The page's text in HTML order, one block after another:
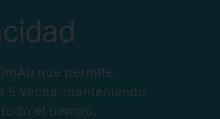
que permite
5 veces, manteniendo
el tiempo.